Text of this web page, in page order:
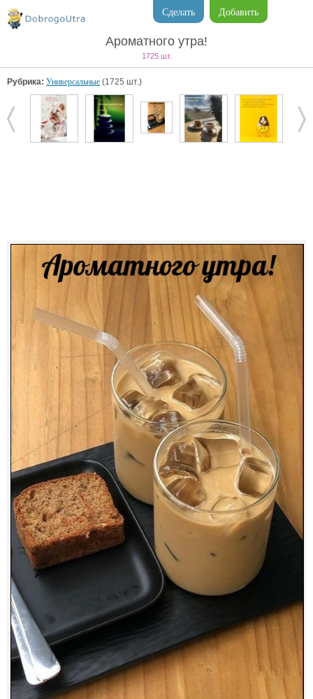
Добавить
Сделать
Ароматного утра!
1725 шт.
Рубрика: Универсальные (1725 шт.)